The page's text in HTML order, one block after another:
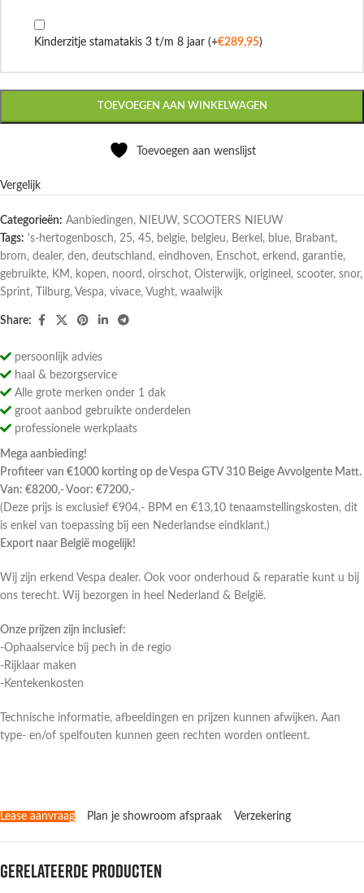
Kinderzitje stamatakis 3 t/m 8 jaar (+€289,95)
TOEVOEGEN AAN WINKELWAGEN
Toevoegen aan wenslijst
Vergelijk
Categorieën: Aanbiedingen, NIEUW, SCOOTERS NIEUW
Tags: 's-hertogenbosch, 25, 45, belgie, belgieu, Berkel , blue, Brabant,
brom, dealer, den, deutschland , eindhoven, Enschot, erkend , garantie,
gebruikte, KM , kopen, noord , oirschot, Oisterwijk, origineel , scooter, snor,
Sprint, Tilburg, Vespa, vivace, Vught, waalwijk
Share:
persoonlijk advies
haal & bezorgservice
Alle grote merken onder 1 dak
groot aanbod gebruikte onderdelen
professionele werkplaats
Mega aanbieding!
Profiteer van €1000 korting op de Vespa GTV 310 Beige Avvolgente Matt.
Van: €8200,- Voor: €7200,-
(Deze prijs is exclusief €904,- BPM en €13,10 tenaamstellingskosten, dit
is enkel van toepassing bij een Nederlandse eindklant.)
Export naar België mogelijk!
Wij zijn erkend Vespa dealer. Ook voor onderhoud & reparatie kunt u bij
ons terecht. Wij bezorgen in heel Nederland & België.
Onze prijzen zijn inclusief:
-Ophaalservice bij pech in de regio
-Rijklaar maken
-Kentekenkosten
Technische informatie, afbeeldingen en prijzen kunnen afwijken. Aan
type- en/of spelfouten kunnen geen rechten worden ontleent.
Lease aanvraag Plan je showroom afspraak Verzekering
Gerelateerde producten